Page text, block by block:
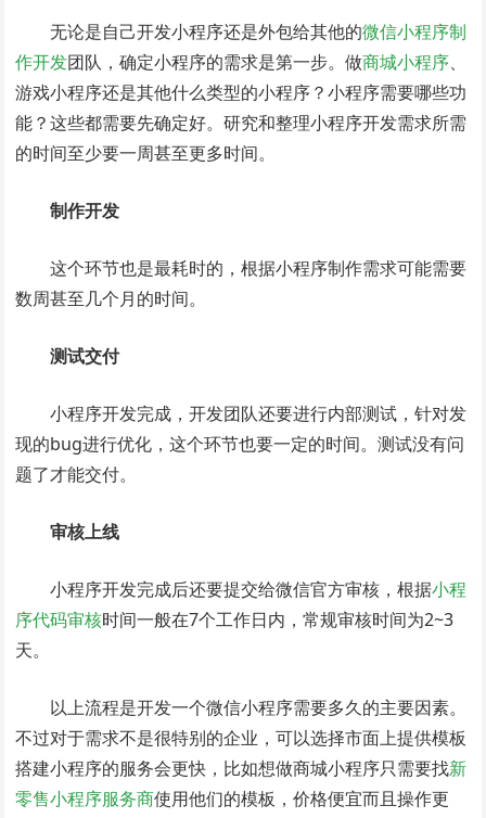
无论是自己开发小程序还是外包给其他的微信小程序制
作开发团队，确定小程序的需求是第一步。做商城小程序、
游戏小程序还是其他什么类型的小程序？小程序需要哪些功
能？这些都需要先确定好。研究和整理小程序开发需求所需
的时间至少要一周甚至更多时间。
制作开发
这个环节也是最耗时的，根据小程序制作需求可能需要
数周甚至几个月的时间。
测试交付
小程序开发完成，开发团队还要进行内部测试，针对发
现的bug进行优化，这个环节也要一定的时间。测试没有问
题了才能交付。
审核上线
小程序开发完成后还要提交给微信官方审核，根据小程
序代码审核时间一般在7个工作日内，常规审核时间为2~3
天。
以上流程是开发一个微信小程序需要多久的主要因素。
不过对于需求不是很特别的企业，可以选择市面上提供模板
搭建小程序的服务会更快，比如想做商城小程序只需要找新
零售小程序服务商使用他们的模板，价格便宜而且操作更